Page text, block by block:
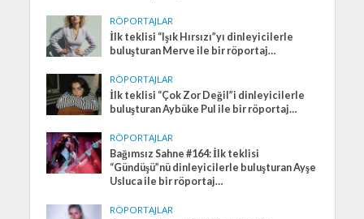
RÖPORTAJLAR
İlk teklisi “Işık Hırsızı”yı dinleyicilerle
buluşturan Merve ile bir röportaj…
RÖPORTAJLAR
İlk teklisi “Çok Zor Değil”i dinleyicilerle
buluşturan Aybüke Pul ile bir röportaj…
RÖPORTAJLAR
Bağımsız Sahne #164: İlk teklisi
“Gündüşü”nü dinleyicilerle buluşturan Ayşe
Usluca ile bir röportaj…
RÖPORTAJLAR